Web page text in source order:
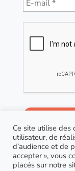
Ce site utilise des
utilisateur, de
d’audience et de
accepter », vous
placés sur notre